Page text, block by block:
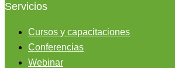
Servicios
Cursos y capacitaciones
Conferencias
Webinar